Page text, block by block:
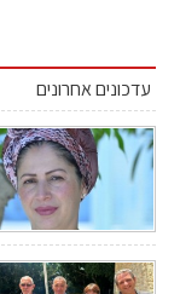
עדכונים אחרונים